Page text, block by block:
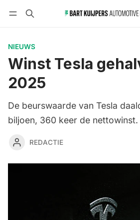
NIEUWS
Winst Tesla
2025
De beurswaarde van Tesla
biljoen, 360 keer de nettowinst.
REDACTIE